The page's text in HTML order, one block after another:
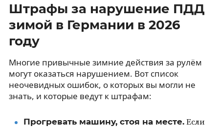
Штрафы за нарушение ПДД
зимой в Германии в 2026
году
Многие привычные зимние действия за рулём
могут оказаться нарушением. Вот список
неочевидных ошибок, о которых вы могли не
знать, и которые ведут к штрафам:
Прогревать машину, стоя на месте.Если